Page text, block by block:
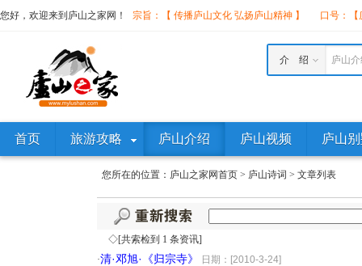
您好，欢迎来到庐山之家网！ 宗旨：【 传播庐山文化 弘扬庐山精神 】 口号：
庐山
介 绍
首页 旅游攻略 庐山介绍 庐山视频 庐山
您所在的位置： 庐山之家网首页 > 庐山诗词 > 文章列表
◇[共索检到 1 条资讯]
·清·邓旭·《归宗寺》
日期：[2010-3-24]